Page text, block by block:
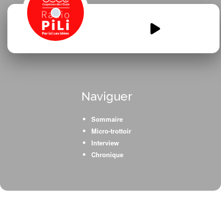
Lormont-CM1-CM2-Marcel-
Naviguer
Sommaire
Micro-trottoir
Interview
Chronique